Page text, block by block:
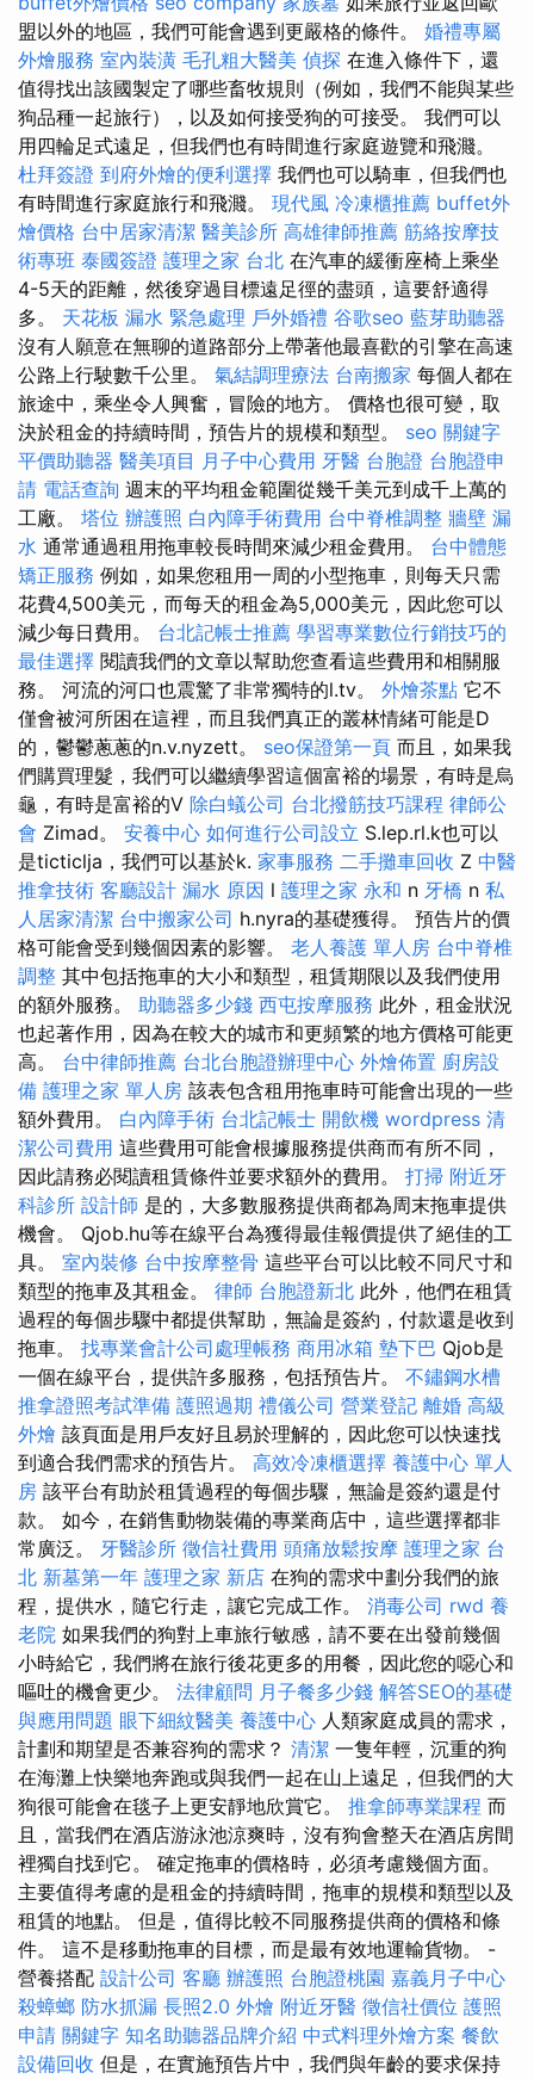
盟以外的地區，我們可能會遇到更嚴格的條件。 婚禮專屬
外燴服務 室內裝潢 毛孔粗大醫美 偵探 在進入條件下，還
值得找出該國製定了哪些畜牧規則（例如，我們不能與某些
狗品種一起旅行），以及如何接受狗的可接受。 我們可以
用四輪足式遠足，但我們也有時間進行家庭遊覽和飛濺。
杜拜簽證 到府外燴的便利選擇 我們也可以騎車，但我們也
有時間進行家庭旅行和飛濺。 現代風 冷凍櫃推薦 buffet外
燴價格 台中居家清潔 醫美診所 高雄律師推薦 筋絡按摩技
術專班 泰國簽證 護理之家 台北 在汽車的緩衝座椅上乘坐
4-5天的距離，然後穿過目標遠足徑的盡頭，這要舒適得
多。 天花板 漏水 緊急處理 戶外婚禮 谷歌seo 藍芽助聽器
沒有人願意在無聊的道路部分上帶著他最喜歡的引擎在高速
公路上行駛數千公里。 氣結調理療法 台南搬家 每個人都在
旅途中，乘坐令人興奮，冒險的地方。 價格也很可變，取
決於租金的持續時間，預告片的規模和類型。 seo 關鍵字
平價助聽器 醫美項目 月子中心費用 牙醫 台胞證 台胞證申
請 電話查詢 週末的平均租金範圍從幾千美元到成千上萬的
工廠。 塔位 辦護照 白內障手術費用 台中脊椎調整 牆壁 漏
水 通常通過租用拖車較長時間來減少租金費用。 台中體態
矯正服務 例如，如果您租用一周的小型拖車，則每天只需
花費4,500美元，而每天的租金為5,000美元，因此您可以
減少每日費用。 台北記帳士推薦 學習專業數位行銷技巧的
最佳選擇 閱讀我們的文章以幫助您查看這些費用和相關服
務。 河流的河口也震驚了非常獨特的l.tv。 外燴茶點 它不
僅會被河所困在這裡，而且我們真正的叢林情緒可能是D
的，鬱鬱蔥蔥的n.v.nyzett。 seo保證第一頁 而且，如果我
們購買理髮，我們可以繼續學習這個富裕的場景，有時是烏
龜，有時是富裕的V 除白蟻公司 台北撥筋技巧課程 律師公
會 Zimad。 安養中心 如何進行公司設立 S.lep.rl.k也可以
是ticticlja，我們可以基於k. 家事服務 二手攤車回收 Z 中醫
推拿技術 客廳設計 漏水 原因 l 護理之家 永和 n 牙橋 n 私
人居家清潔 台中搬家公司 h.nyra的基礎獲得。 預告片的價
格可能會受到幾個因素的影響。 老人養護 單人房 台中脊椎
調整 其中包括拖車的大小和類型，租賃期限以及我們使用
的額外服務。 助聽器多少錢 西屯按摩服務 此外，租金狀況
也起著作用，因為在較大的城市和更頻繁的地方價格可能更
高。 台中律師推薦 台北台胞證辦理中心 外燴佈置 廚房設
備 護理之家 單人房 該表包含租用拖車時可能會出現的一些
額外費用。 白內障手術 台北記帳士 開飲機 wordpress 清
潔公司費用 這些費用可能會根據服務提供商而有所不同，
因此請務必閱讀租賃條件並要求額外的費用。 打掃 附近牙
科診所 設計師 是的，大多數服務提供商都為周末拖車提供
機會。 Qjob.hu等在線平台為獲得最佳報價提供了絕佳的工
具。 室內裝修 台中按摩整骨 這些平台可以比較不同尺寸和
類型的拖車及其租金。 律師 台胞證新北 此外，他們在租賃
過程的每個步驟中都提供幫助，無論是簽約，付款還是收到
拖車。 找專業會計公司處理帳務 商用冰箱 墊下巴 Qjob是
一個在線平台，提供許多服務，包括預告片。 不鏽鋼水槽
推拿證照考試準備 護照過期 禮儀公司 營業登記 離婚 高級
外燴 該頁面是用戶友好且易於理解的，因此您可以快速找
到適合我們需求的預告片。 高效冷凍櫃選擇 養護中心 單人
房 該平台有助於租賃過程的每個步驟，無論是簽約還是付
款。 如今，在銷售動物裝備的專業商店中，這些選擇都非
常廣泛。 牙醫診所 徵信社費用 頭痛放鬆按摩 護理之家 台
北 新墓第一年 護理之家 新店 在狗的需求中劃分我們的旅
程，提供水，隨它行走，讓它完成工作。 消毒公司 rwd 養
老院 如果我們的狗對上車旅行敏感，請不要在出發前幾個
小時給它，我們將在旅行後花更多的用餐，因此您的噁心和
嘔吐的機會更少。 法律顧問 月子餐多少錢 解答SEO的基礎
與應用問題 眼下細紋醫美 養護中心 人類家庭成員的需求，
計劃和期望是否兼容狗的需求？ 清潔 一隻年輕，沉重的狗
在海灘上快樂地奔跑或與我們一起在山上遠足，但我們的大
狗很可能會在毯子上更安靜地欣賞它。 推拿師專業課程 而
且，當我們在酒店游泳池涼爽時，沒有狗會整天在酒店房間
裡獨自找到它。 確定拖車的價格時，必須考慮幾個方面。
主要值得考慮的是租金的持續時間，拖車的規模和類型以及
租賃的地點。 但是，值得比較不同服務提供商的價格和條
件。 這不是移動拖車的目標，而是最有效地運輸貨物。 -
營養搭配 設計公司 客廳 辦護照 台胞證桃園 嘉義月子中心
殺蟑螂 防水抓漏 長照2.0 外燴 附近牙醫 徵信社價位 護照
申請 關鍵字 知名助聽器品牌介紹 中式料理外燴方案 餐飲
設備回收 但是，在實施預告片中，我們與年齡的要求保持